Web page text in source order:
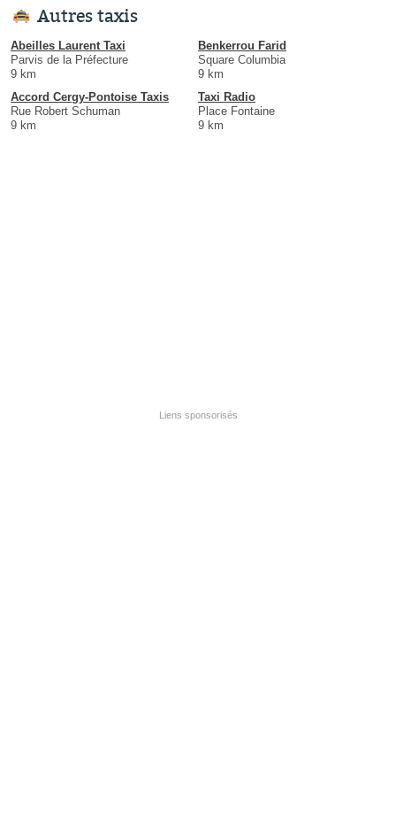
Autres taxis
Abeilles Laurent Taxi
Parvis de la Préfecture
9 km
Benkerrou Farid
Square Columbia
9 km
Accord Cergy-Pontoise Taxis
Rue Robert Schuman
9 km
Taxi Radio
Place Fontaine
9 km